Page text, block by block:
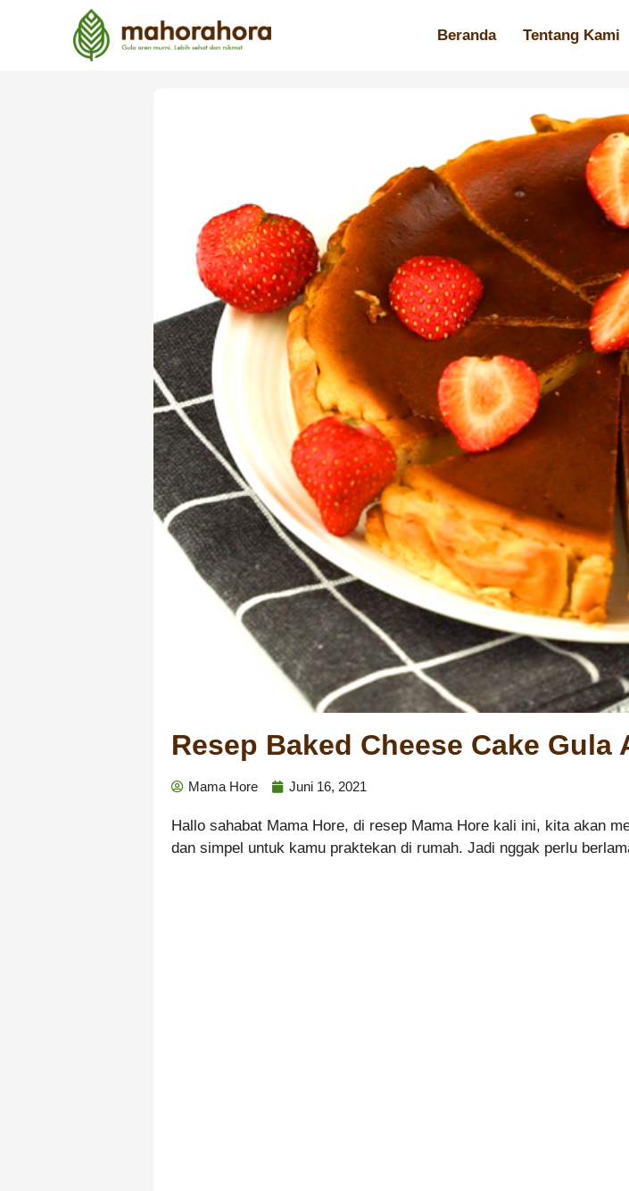
Beranda Tentang Kami
Resep Baked Cheese Cake Gula
Mama Hore Juni 16, 2021
Hallo sahabat Mama Hore, di resep Mama Hore kali ini, kita akan
dan simpel untuk kamu praktekan di rumah. Jadi nggak perlu